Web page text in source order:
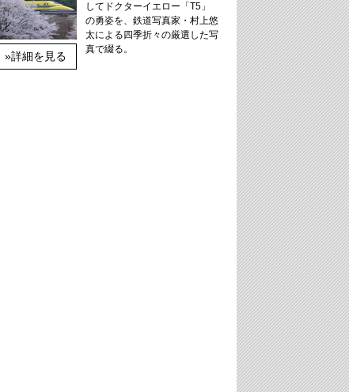
»詳細を見る
してドクターイエロー「T5」
の勇姿を、鉄道写真家・村上悠
太による四季折々の厳選した写
真で綴る。